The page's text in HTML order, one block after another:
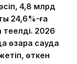
4,8 млрд
24,6%-ға
2026
өзара сауда
өткен